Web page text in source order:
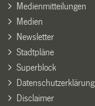
Medienmitteilungen
Medien
Newsletter
Stadtpläne
Superblock
Datenschutzerklärung
Disclaimer